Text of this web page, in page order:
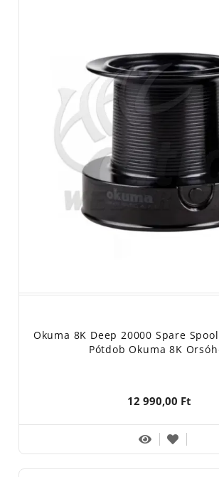
Okuma 8K Deep 20000 Spare
Pótdob Okuma 8K
12 990,00 Ft